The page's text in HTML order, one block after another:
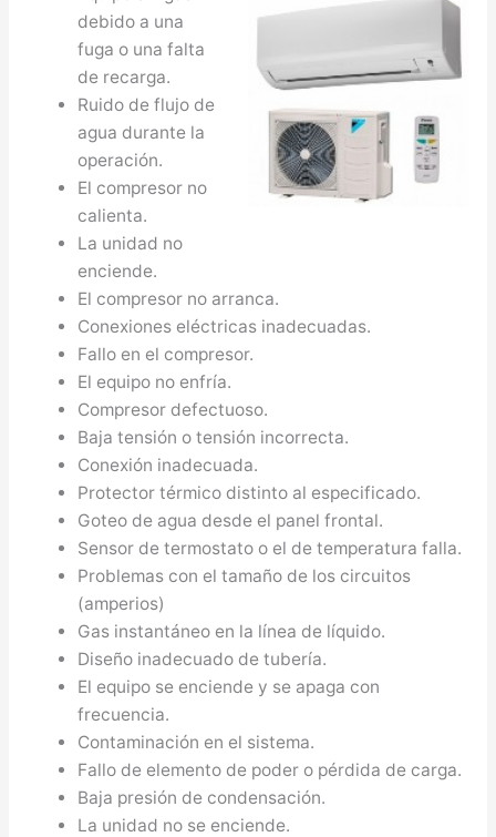
debido a una
fuga o una falta
de recarga.
Ruido de flujo de
agua durante la
operación.
El compresor no
calienta.
La unidad no
enciende.
El compresor no arranca.
Conexiones eléctricas inadecuadas.
Fallo en el compresor.
El equipo no enfría.
Compresor defectuoso.
Baja tensión o tensión incorrecta.
Conexión inadecuada.
Protector térmico distinto al especificado.
Goteo de agua desde el panel frontal.
Sensor de termostato o el de temperatura falla.
Problemas con el tamaño de los circuitos
(amperios)
Gas instantáneo en la línea de líquido.
Diseño inadecuado de tubería.
El equipo se enciende y se apaga con
frecuencia.
Contaminación en el sistema.
Fallo de elemento de poder o pérdida de carga.
Baja presión de condensación.
La unidad no se enciende.